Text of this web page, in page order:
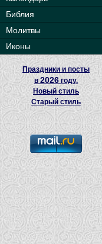
Библия
Молитвы
Иконы
Праздники и посты
в2026 году.
Новый стиль
Старый стиль